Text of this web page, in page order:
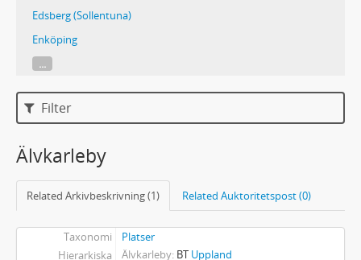
Edsberg (Sollentuna)
Enköping
...
Filter
Älvkarleby
Related Arkivbeskrivning (1) Related Auktoritetspost (0)
Taxonomi
Platser
Hierarkiska
Älvkarleby BT Uppland